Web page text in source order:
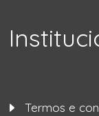
Termos e